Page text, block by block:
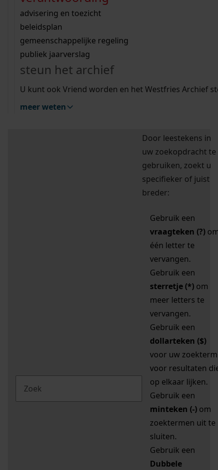
bouwvergunningen
omgevingsvergunningen
vergunningen
beeld en geluid
uitleg nodig?
Wij helpen u op weg met een aantal zoektips.
bekijk alle zoektips
Wij helpen u op weg met een aantal zoektips.
bekijk alle zoektips
bekijk ons geschiedenislokaal
advisering en toezicht
beleidsplan
gemeenschappelijke regeling
publiek jaarverslag
steun het archief
U kunt ook Vriend worden en het Westfries Archief
meer weten
hulp nodig?
Deze zoektips helpen u op weg.
uitleg collectie doorzoeken
Door leestekens in
uw zoekopdracht te
gebruiken, zoekt u
specifieker of juist
breder:
Gebruik een
vraagteken (?)
één letter te
vervangen.
Gebruik een
sterretje (*) om
meer letters te
vervangen.
Gebruik een
dollarteken ($)
voor uw zoekterm
voor resultaten
op elkaar lijken.
Gebruik een
minteken (-) om
zoektermen uit te
sluiten.
Gebruik een
Dubbele